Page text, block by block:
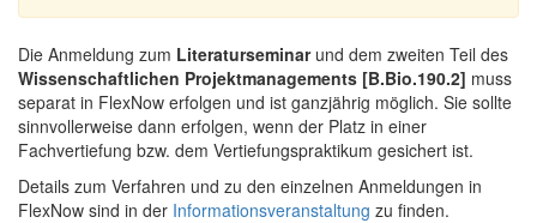
Die Anmeldung zum Literaturseminarund dem zweiten Teil des
Wissenschaftlichen Projektmanagements [B.Bio.190.2] muss
separat in FlexNow erfolgen und ist ganzjährig möglich. Sie sollte
sinnvollerweise dann erfolgen, wenn der Platz in einer
Fachvertiefung bzw. dem Vertiefungspraktikum gesichert ist.
Details zum Verfahren und zu den einzelnen Anmeldungen in
FlexNow sind in der Informationsveranstaltung zu finden.